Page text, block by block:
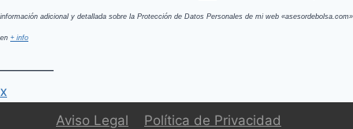
información adicional y detallada sobre la Protección de Datos Personales de mi web «asesordebolsa.com»
en + info
————
x
Aviso Legal
Política de Privacidad